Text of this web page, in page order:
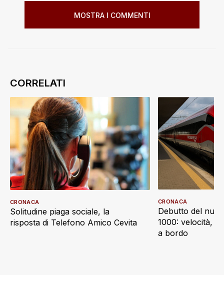
MOSTRA I COMMENTI
Solitudine piaga sociale, la
risposta di Telefono Amico Cevita
CRONACA
Debutto del
1000: velocità,
a bordo
CRONACA